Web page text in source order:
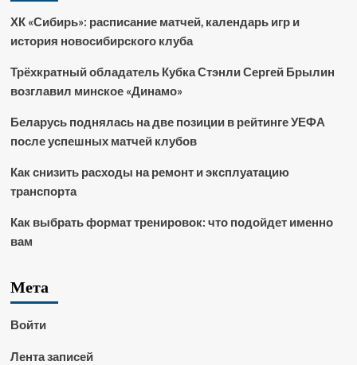
ХК «Сибирь»: расписание матчей, календарь игр и
история новосибирского клуба
Трёхкратный обладатель Кубка Стэнли Сергей Брылин
возглавил минское «Динамо»
Беларусь поднялась на две позиции в рейтинге УЕФА
после успешных матчей клубов
Как снизить расходы на ремонт и эксплуатацию
транспорта
Как выбрать формат тренировок: что подойдет именно
вам
Мета
Войти
Лента записей